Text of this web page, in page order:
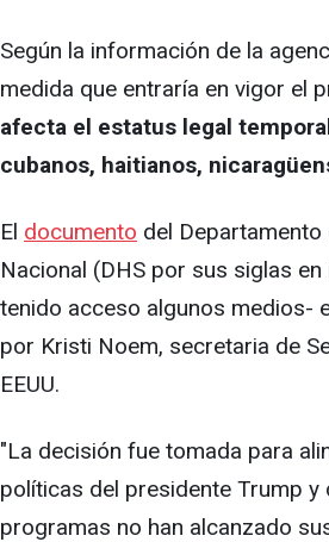
Según la información de la
medida que entraría en vigor el
afecta el estatus legal
cubanos, haitianos,
El documento del Departamento
Nacional (DHS por sus siglas
tenido acceso algunos medios-
por Kristi Noem, secretaria de
EEUU.
"La decisión fue tomada para
políticas del presidente Trump y
programas no han alcanzado